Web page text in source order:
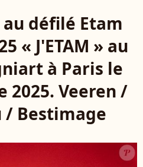
défilé Etam
« J'ETAM » au
à Paris le
2025. Veeren /
/ Bestimage